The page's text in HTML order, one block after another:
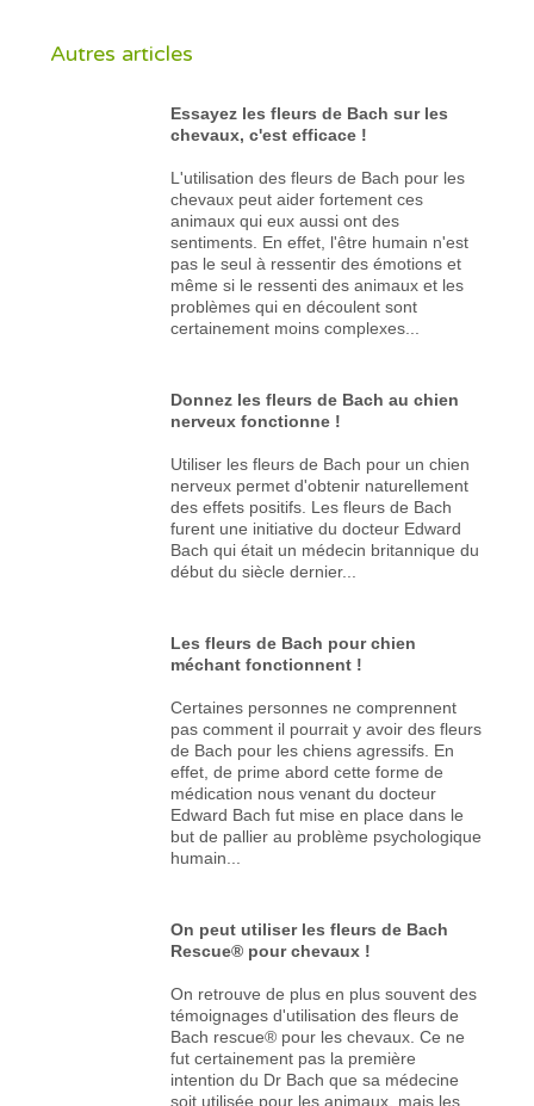
Autres articles
Essayez les fleurs de Bach sur les
chevaux, c'est efficace !
L'utilisation des fleurs de Bach pour les
chevaux peut aider fortement ces
animaux qui eux aussi ont des
sentiments. En effet, l'être humain n'est
pas le seul à ressentir des émotions et
même si le ressenti des animaux et les
problèmes qui en découlent sont
certainement moins complexes...
Donnez les fleurs de Bach au chien
nerveux fonctionne !
Utiliser les fleurs de Bach pour un chien
nerveux permet d'obtenir naturellement
des effets positifs. Les fleurs de Bach
furent une initiative du docteur Edward
Bach qui était un médecin britannique du
début du siècle dernier...
Les fleurs de Bach pour chien
méchant fonctionnent !
Certaines personnes ne comprennent
pas comment il pourrait y avoir des fleurs
de Bach pour les chiens agressifs. En
effet, de prime abord cette forme de
médication nous venant du docteur
Edward Bach fut mise en place dans le
but de pallier au problème psychologique
humain...
On peut utiliser les fleurs de Bach
Rescue® pour chevaux !
On retrouve de plus en plus souvent des
témoignages d'utilisation des fleurs de
Bach rescue® pour les chevaux. Ce ne
fut certainement pas la première
intention du Dr Bach que sa médecine
soit utilisée pour les animaux, mais les